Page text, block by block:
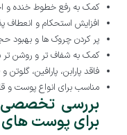
کمک به رفع خطوط خنده و
افزایش استحکام و انعطاف
پر کردن چروک ها و بهبود
کمک به شفاف تر و روشن
فاقد پارابن، پارافین، گلوتن
مناسب برای انواع پوست و
برای پوست